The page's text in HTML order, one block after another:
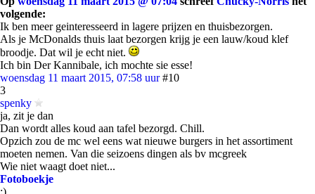
volgende:
Ik ben meer geinteresseerd in lagere prijzen en thuisbezorgen.
Als je McDonalds thuis laat bezorgen krijg je een lauw/koud klef
broodje. Dat wil je echt niet.
Ich bin Der Kannibale, ich mochte sie esse!
woensdag 11 maart 2015, 07:58 uur #10
3
spenky
ja, zit je dan
Dan wordt alles koud aan tafel bezorgd. Chill.
Opzich zou de mc wel eens wat nieuwe burgers in het assortiment
moeten nemen. Van die seizoens dingen als bv mcgreek
Wie niet waagt doet niet...
Fotoboekje
:)